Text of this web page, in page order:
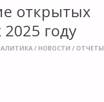
открытых
году
/ НОВОСТИ / ОТЧЕТЫ